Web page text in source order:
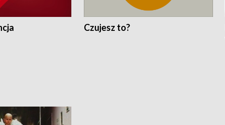
Czujesz to?